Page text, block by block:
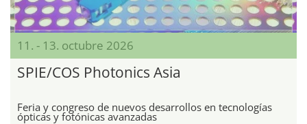
11. - 13. octubre 2026
SPIE/COS Photonics Asia
Feria y congreso de nuevos desarrollos en tecnologías
ópticas y fotónicas avanzadas